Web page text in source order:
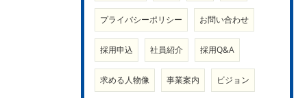
プライバシーポリシー お問い合わせ
採用申込 社員紹介 採用Q&A
求める人物像 事業案内 ビジョン